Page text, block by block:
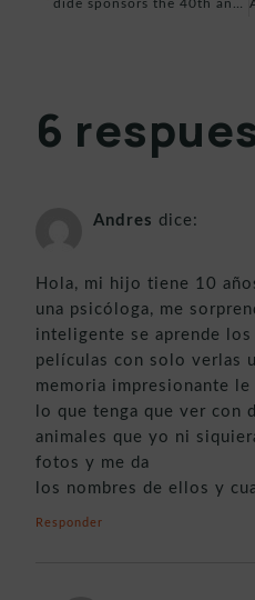
6
Andres dice:
Hola, mi hijo tiene 10
una psicóloga, me
inteligente se aprende
películas con solo verlas
memoria impresionante
lo que tenga que ver con
animales que yo ni
fotos y me da
los nombres de ellos y
Responder